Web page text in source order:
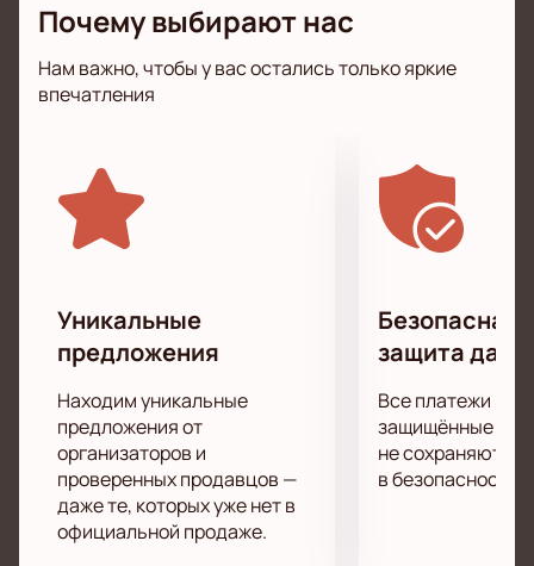
свежие новинки в репертуаре, вышедшие в
Концерт - это всегда море позитива, драйва, самых
ярких эмоций, которые только может подарить
тонны качественного звука, а также самые новые
световые и лазерные эффекты.
Спешите занять лучшие места,
купив билетына
это мероприятие на нашем сайте по выгодной цене.
наличии пока еще есть, так что не затягивайте с
покупкой.
Подарите себе невероятные впечатления от
посещения концерта своего любимого
исполнителя!
Почему выбирают нас
Нам важно, чтобы у вас остались только яркие
впечатления
Уникальные
предложения
Находим уникальные
предложения от
организаторов и
проверенных продавцов —
даже те, которых уже нет в
официальной продаже.
Безопасная
защита
Все платежи
защищённые
не сохраняются
в безопасности.